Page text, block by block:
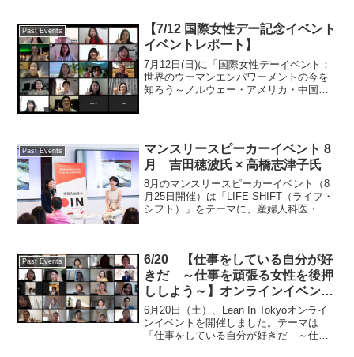
Past Events
【7/12 国際女性デー記念イベント
イベントレポート】
7月12日(日)に「国際女性デーイベント：
世界のウーマンエンパワーメントの今を
知ろう～ノルウェー・アメリカ・中国の
ント」が新型コロ...
Past Events
マンスリースピーカーイベント 8
月 吉田穂波氏 × 高橋志津子氏
8月のマンスリースピーカーイベント（8
月25日開催）は「LIFE SHIFT（ライフ・
シフト）」をテーマに、産婦人科医・医
壇いただき...
Past Events
6/20 【仕事をしている自分が好
きだ ～仕事を頑張る女性を後押
ししよう～】オンラインイベント
開催レポート
6月20日（土）、Lean In Tokyoオンライ
ンイベントを開催しました。テーマは
「仕事をしている自分が好きだ ～仕事